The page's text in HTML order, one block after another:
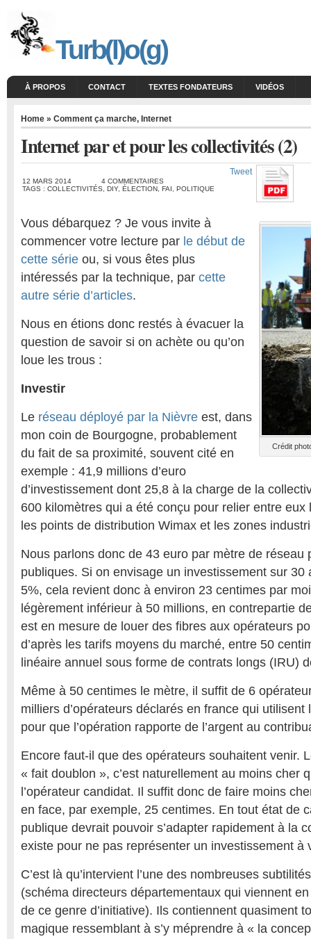
Turb(l)o(g)
À PROPOS CONTACT TEXTES FONDATEURS VIDÉOS
Home » Comment ça marche, Internet
Internet par et pour les collectivités (2)
12 MARS 2014
4 COMMENTAIRES
TAGS : COLLECTIVITÉS DIY, ÉLECTION FAI POLITIQUE
Tweet
Crédit
Vous débarquez ? Je vous invite à
commencer votre lecture par le début de
cette série ou, si vous êtes plus
intéressés par la technique, par cette
autre série d’articles.
Nous en étions donc restés à évacuer la
question de savoir si on achète ou qu’on
loue les trous :
Investir
Le réseau déployé par la Nièvre est, dans
mon coin de Bourgogne, probablement
du fait de sa proximité, souvent cité en
exemple : 41,9 millions d’euro
d’investissement dont 25,8 à la charge de la
600 kilomètres qui a été conçu pour relier entre eux
les points de distribution Wimax et les zones
Nous parlons donc de 43 euro par mètre de réseau
publiques. Si on envisage un investissement sur 30
5%, cela revient donc à environ 23 centimes par
légèrement inférieur à 50 millions, en contrepartie
est en mesure de louer des fibres aux opérateurs
d’après les tarifs moyens du marché, entre 50
linéaire annuel sous forme de contrats longs (IRU)
Même à 50 centimes le mètre, il suffit de 6
milliers d’opérateurs déclarés en france qui utilisent
pour que l’opération rapporte de l’argent au
Encore faut-il que des opérateurs souhaitent venir.
« fait doublon », c’est naturellement au moins cher
l’opérateur candidat. Il suffit donc de faire moins
en face, par exemple, 25 centimes. En tout état de
publique devrait pouvoir s’adapter rapidement à la
existe pour ne pas représenter un investissement à
C’est là qu’intervient l’une des nombreuses
(schéma directeurs départementaux qui viennent
de ce genre d’initiative). Ils contiennent quasiment
magique ressemblant à s’y méprendre à « la